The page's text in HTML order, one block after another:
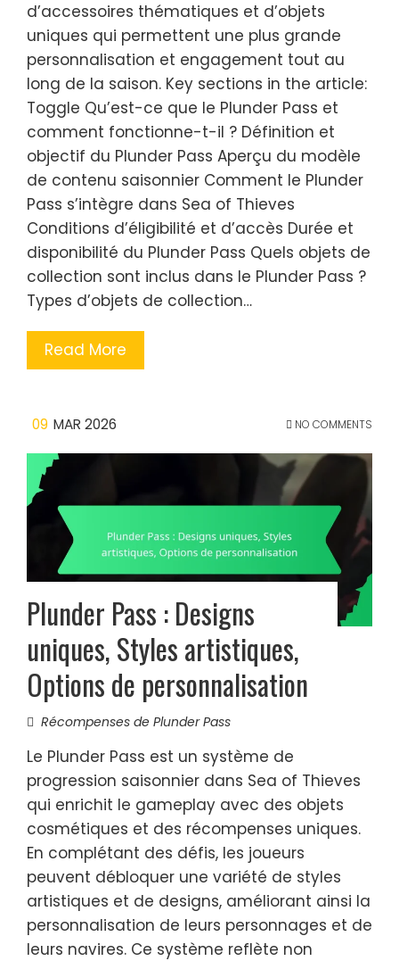
d’accessoires thématiques et d’objets
uniques qui permettent une plus grande
personnalisation et engagement tout au
long de la saison. Key sections in the article:
Toggle Qu’est-ce que le Plunder Pass et
comment fonctionne-t-il ? Définition et
objectif du Plunder Pass Aperçu du modèle
de contenu saisonnier Comment le Plunder
Pass s’intègre dans Sea of Thieves
Conditions d’éligibilité et d’accès Durée et
disponibilité du Plunder Pass Quels objets de
collection sont inclus dans le Plunder Pass ?
Types d’objets de collection…
Read More
09 MAR 2026 NO COMMENTS
Plunder Pass : Designs
uniques, Styles artistiques,
Options de personnalisation
Récompenses de Plunder Pass
Le Plunder Pass est un système de
progression saisonnier dans Sea of Thieves
qui enrichit le gameplay avec des objets
cosmétiques et des récompenses uniques.
En complétant des défis, les joueurs
peuvent débloquer une variété de styles
artistiques et de designs, améliorant ainsi la
personnalisation de leurs personnages et de
leurs navires. Ce système reflète non